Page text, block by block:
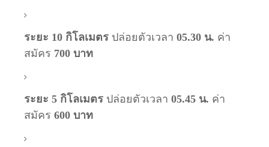
ระยะ 10 กิโลเมตร ปล่อยตัวเวลา 05.30 น. ค่า
สมัคร 700 บาท
ระยะ 5 กิโลเมตร ปล่อยตัวเวลา 05.45 น. ค่า
สมัคร 600 บาท